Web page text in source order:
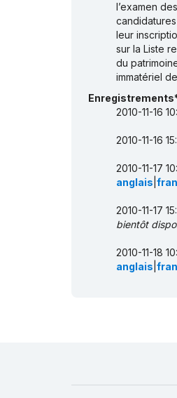
l’examen des
leur
sur la Liste
du
immatériel
2010-11-16
2010-11-16
2010-11-17
anglais
2010-11-17
bientôt
2010-11-18
anglais